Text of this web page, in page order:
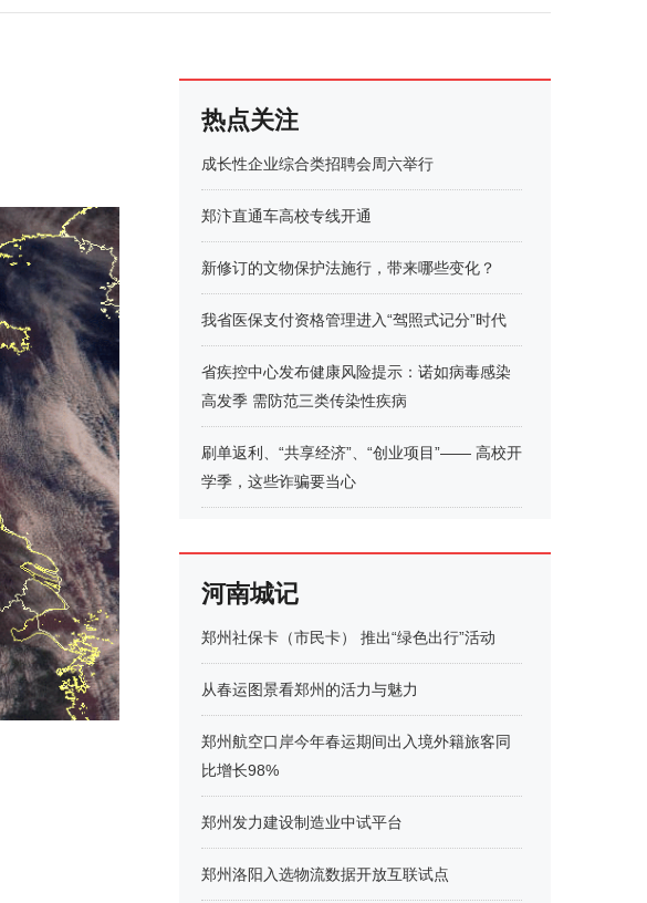
热点关注
成长性企业综合类招聘会周六举行
郑汴直通车高校专线开通
新修订的文物保护法施行，带来哪些变化？
我省医保支付资格管理进入“驾照式记分”时代
省疾控中心发布健康风险提示：诺如病毒感染
高发季 需防范三类传染性疾病
刷单返利、“共享经济”、“创业项目”—— 高校开
学季，这些诈骗要当心
河南城记
郑州社保卡（市民卡） 推出“绿色出行”活动
从春运图景看郑州的活力与魅力
郑州航空口岸今年春运期间出入境外籍旅客同
比增长98%
郑州发力建设制造业中试平台
郑州洛阳入选物流数据开放互联试点